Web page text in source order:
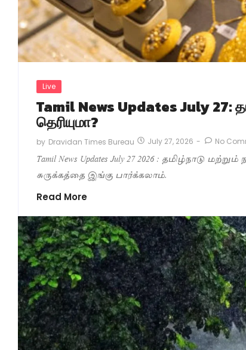
Live
Tamil News Updates July 27:
தெரியுமா?
by Dravidan Times Bureau July 27, 2026 - No
Tamil News Updates July 27 2026 : தமிழ்நாடு
சுருக்கத்தை இங்கு பார்க்கலாம்.
Read More